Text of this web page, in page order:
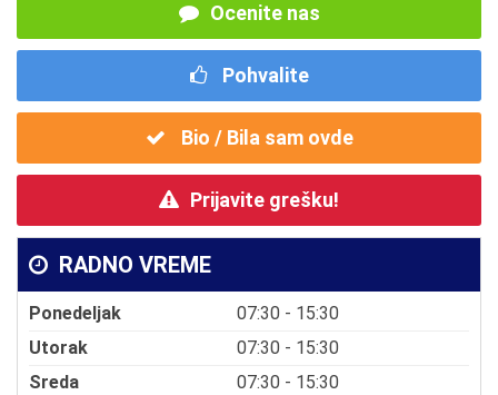
Ocenite nas
Pohvalite
Bio / Bila sam ovde
Prijavite grešku!
RADNO VREME
Ponedeljak
07:30 - 15:30
Utorak
07:30 - 15:30
Sreda
07:30 - 15:30